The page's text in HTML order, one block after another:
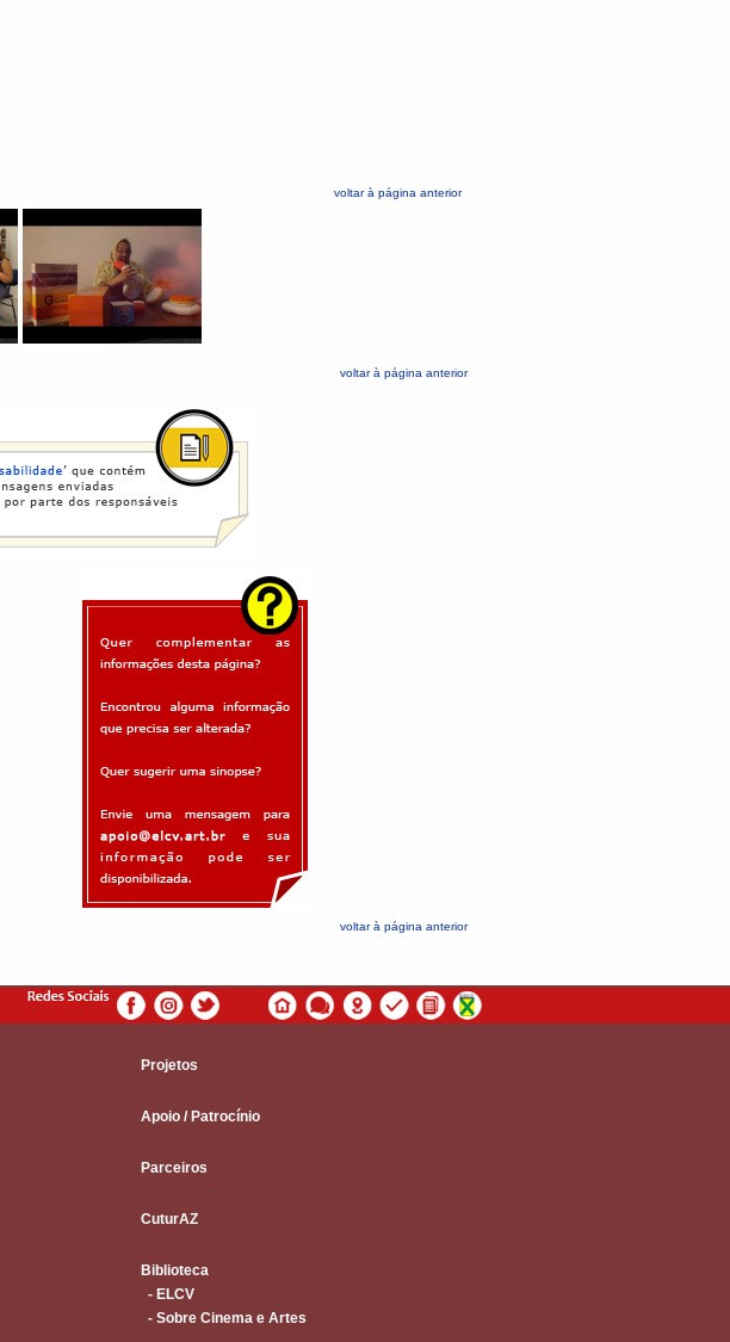
voltar à página anterior
voltar à página anterior
voltar à página anterior
Projetos
Apoio / Patrocínio
Parceiros
CuturAZ
Biblioteca
- ELCV
- Sobre Cinema e Artes